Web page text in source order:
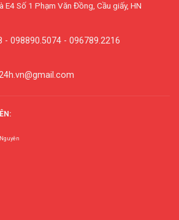
E4 Số 1 Phạm Văn Đồng, Cầu giấy, HN
- 098890.5074 - 096789.2216